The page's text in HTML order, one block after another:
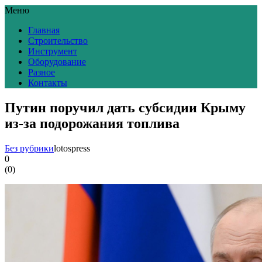
Меню
Главная
Строительство
Инструмент
Оборудование
Разное
Контакты
Путин поручил дать субсидии Крыму
из-за подорожания топлива
Без рубрикиlotospress
0
(0)